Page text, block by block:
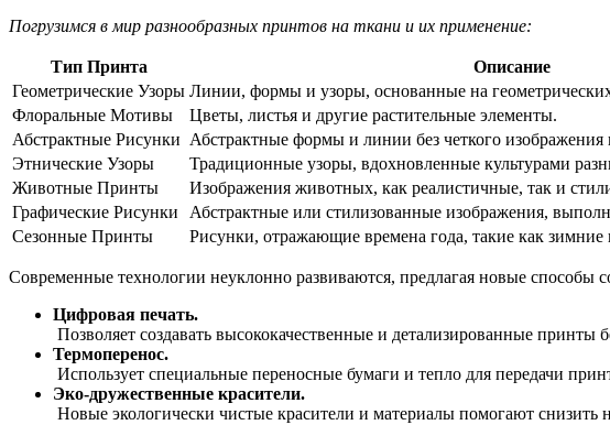
Погрузимся в мир разнообразных принтов на ткани и их применение:
Тип Принта Описание
Геометрические Узоры Линии, формы и узоры, основанные на
Флоральные Мотивы
Цветы, листья и другие растительные элементы.
Абстрактные Рисунки Абстрактные формы и линии без четкого изображения
Этнические Узоры
Традиционные узоры, вдохновленные культурами
Животные Принты
Изображения животных, как реалистичные, так и
Графические Рисунки
Абстрактные или стилизованные изображения,
Сезонные Принты
Рисунки, отражающие времена года, такие как
Современные технологии неуклонно развиваются, предлагая новые
Цифровая печать.
Позволяет создавать высококачественные и детализированные принты
Термоперенос.
Использует специальные переносные бумаги и тепло для передачи
Эко-дружественные красители.
Новые экологически чистые красители и материалы помогают снизить